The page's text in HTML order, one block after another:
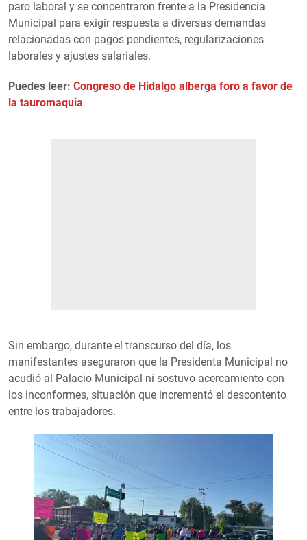
paro laboral y se concentraron frente a la Presidencia
Municipal para exigir respuesta a diversas demandas
relacionadas con pagos pendientes, regularizaciones
laborales y ajustes salariales.
Puedes leer: Congreso de Hidalgo alberga foro a favor de
la tauromaquia
Sin embargo, durante el transcurso del día, los
manifestantes aseguraron que la Presidenta Municipal no
acudió al Palacio Municipal ni sostuvo acercamiento con
los inconformes, situación que incrementó el descontento
entre los trabajadores.